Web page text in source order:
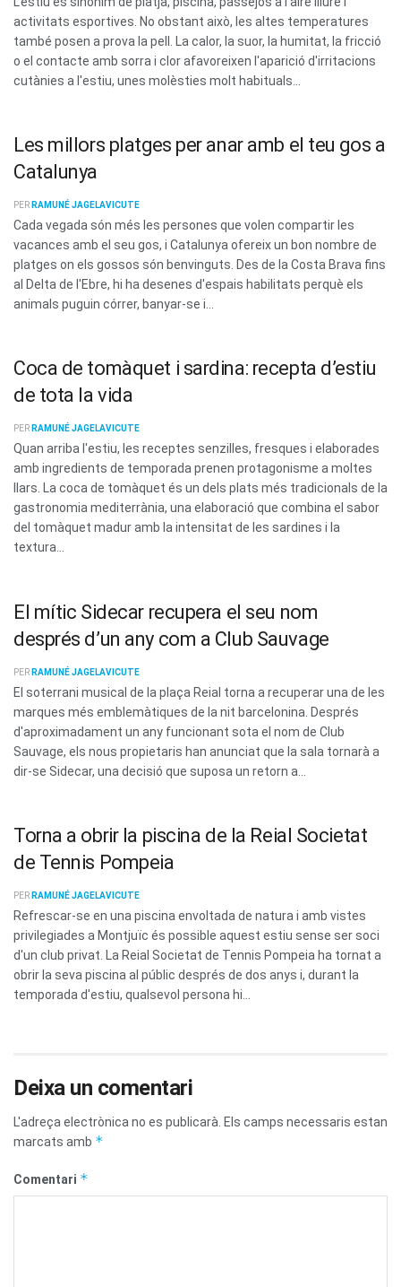
activitats esportives. No obstant això, les altes temperatures
també posen a prova la pell. La calor, la suor, la humitat, la fricció
o el contacte amb sorra i clor afavoreixen l'aparició d'irritacions
cutànies a l'estiu, unes molèsties molt habituals...
Les millors platges per anar amb el teu gos a
Catalunya
PER RAMUNÉ JAGELAVICUTE
Cada vegada són més les persones que volen compartir les
vacances amb el seu gos, i Catalunya ofereix un bon nombre de
platges on els gossos són benvinguts. Des de la Costa Brava fins
al Delta de l'Ebre, hi ha desenes d'espais habilitats perquè els
animals puguin córrer, banyar-se i...
Coca de tomàquet i sardina: recepta d’estiu
de tota la vida
PER RAMUNÉ JAGELAVICUTE
Quan arriba l'estiu, les receptes senzilles, fresques i elaborades
amb ingredients de temporada prenen protagonisme a moltes
llars. La coca de tomàquet és un dels plats més tradicionals de la
gastronomia mediterrània, una elaboració que combina el sabor
del tomàquet madur amb la intensitat de les sardines i la
textura...
El mític Sidecar recupera el seu nom
després d’un any com a Club Sauvage
PER RAMUNÉ JAGELAVICUTE
El soterrani musical de la plaça Reial torna a recuperar una de les
marques més emblemàtiques de la nit barcelonina. Després
d'aproximadament un any funcionant sota el nom de Club
Sauvage, els nous propietaris han anunciat que la sala tornarà a
dir-se Sidecar, una decisió que suposa un retorn a...
Torna a obrir la piscina de la Reial Societat
de Tennis Pompeia
PER RAMUNÉ JAGELAVICUTE
Refrescar-se en una piscina envoltada de natura i amb vistes
privilegiades a Montjuïc és possible aquest estiu sense ser soci
d'un club privat. La Reial Societat de Tennis Pompeia ha tornat a
obrir la seva piscina al públic després de dos anys i, durant la
temporada d'estiu, qualsevol persona hi...
Deixa un comentari
L'adreça electrònica no es publicarà. Els camps necessaris estan
marcats amb *
Comentari *